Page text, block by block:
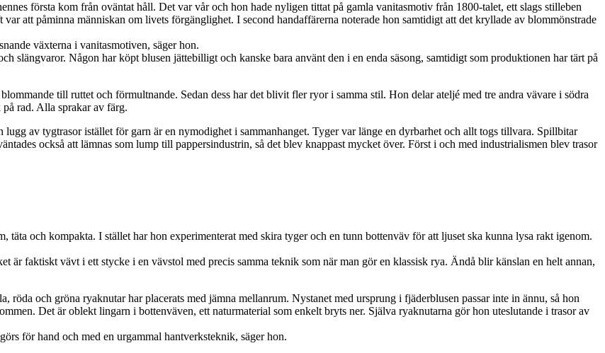
första kom från oväntat håll. Det var vår och hon hade nyligen tittat på gamla vanitasmotiv från 1800-talet, ett slags stilleben
att påminna människan om livets förgänglighet. I second handaffärerna noterade hon samtidigt att det kryllade av blommönstrade
växterna i vanitasmotiven, säger hon.
slängvaror. Någon har köpt blusen jättebilligt och kanske bara använt den i en enda säsong, samtidigt som produktionen har tärt på
till ruttet och förmultnande. Sedan dess har det blivit fler ryor i samma stil. Hon delar ateljé med tre andra vävare i södra
rad. Alla sprakar av färg.
av tygtrasor istället för garn är en nymodighet i sammanhanget. Tyger var länge en dyrbarhet och allt togs tillvara. Spillbitar
också att lämnas som lump till pappersindustrin, så det blev knappast mycket över. Först i och med industrialismen blev trasor
täta och kompakta. I stället har hon experimenterat med skira tyger och en tunn bottenväv för att ljuset ska kunna lysa rakt igenom.
är faktiskt vävt i ett stycke i en vävstol med precis samma teknik som när man gör en klassisk rya. Ändå blir känslan en helt annan,
röda och gröna ryaknutar har placerats med jämna mellanrum. Nystanet med ursprung i fjäderblusen passar inte in ännu, så hon
Det är oblekt lingarn i bottenväven, ett naturmaterial som enkelt bryts ner. Själva ryaknutarna gör hon uteslutande i trasor av
för hand och med en urgammal hantverksteknik, säger hon.